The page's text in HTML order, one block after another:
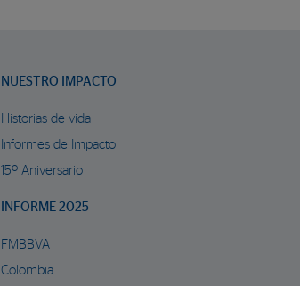
NUESTRO IMPACTO
Historias de vida
Informes de Impacto
15º Aniversario
INFORME 2025
FMBBVA
Colombia